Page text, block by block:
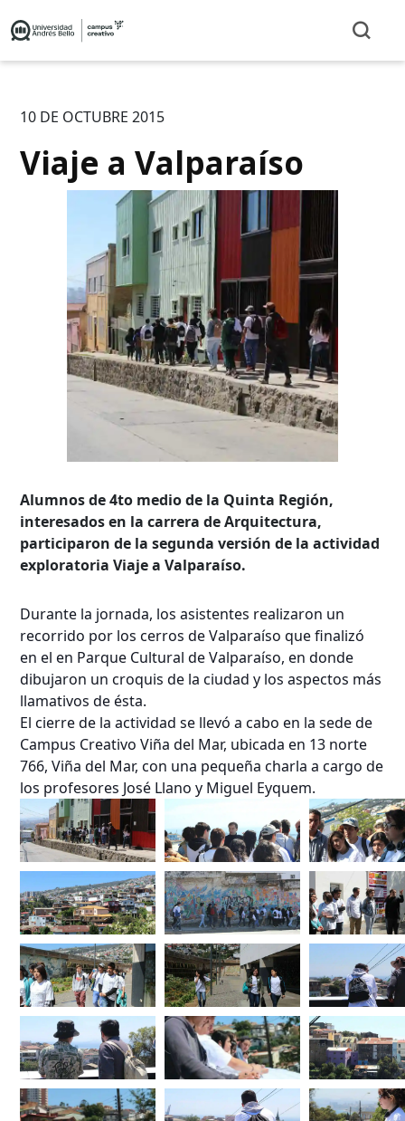
10 DE OCTUBRE 2015
Viaje a Valparaíso
Alumnos de 4to medio de la Quinta Región,
interesados en la carrera de Arquitectura,
participaron de la segunda versión de la actividad
exploratoria Viaje a Valparaíso.
Durante la jornada, los asistentes realizaron un
recorrido por los cerros de Valparaíso que finalizó
en el en Parque Cultural de Valparaíso, en donde
dibujaron un croquis de la ciudad y los aspectos más
llamativos de ésta.
El cierre de la actividad se llevó a cabo en la sede de
Campus Creativo Viña del Mar, ubicada en 13 norte
766, Viña del Mar, con una pequeña charla a cargo de
los profesores José Llano y Miguel Eyquem.